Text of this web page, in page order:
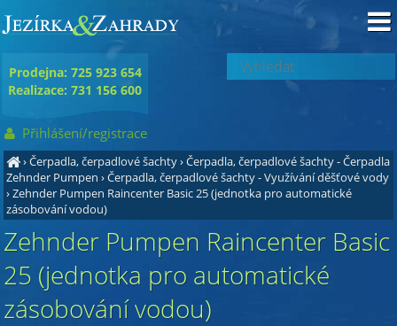
›Čerpadla, čerpadlové šachty›Čerpadla, čerpadlové šachty - Čerpadla
Zehnder Pumpen ›Čerpadla, čerpadlové šachty - Využívání děšťové vody
›Zehnder Pumpen Raincenter Basic 25 (jednotka pro automatické
zásobování vodou)
Zehnder Pumpen Raincenter Basic
25 (jednotka pro automatické
zásobování vodou)
Prodejna: 725 923 654
Realizace: 731 156 600
Přihlášení/registrace